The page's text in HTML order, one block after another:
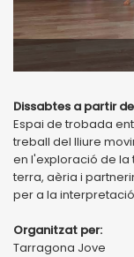
Dissabtes a partir
Espai de trobada
treball del lliure
en l'exploració de
terra, aèria i
per a la
Organitzat per:
Tarragona Jove